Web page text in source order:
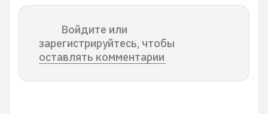
Войдите или
зарегистрируйтесь, чтобы
оставлять комментарии